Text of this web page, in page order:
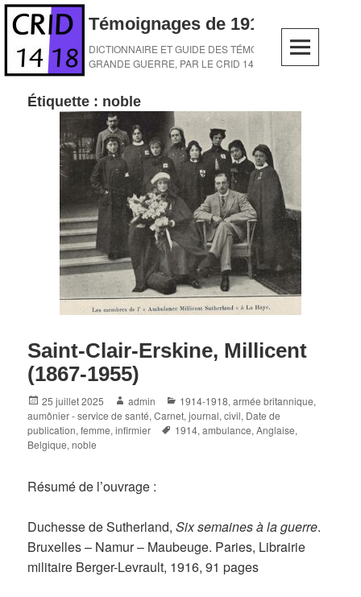
Skip
content
Témoignages de 1914-1918
DICTIONNAIRE ET GUIDE DES TÉMOINS DE LA
GRANDE GUERRE, PAR LE CRID 14-18
Étiquette : noble
Saint-Clair-Erskine, Millicent
(1867-1955)
Posted
on
25 juillet 2025 Author
admin Categories
1914-1918,armée britannique,
aumônier - service de santé,Carnet, journal,civil, Date de
publication,femme,infirmier Tags
1914,ambulance,Anglaise,
Belgique,noble
Résumé de l’ouvrage :
Duchesse de Sutherland,Six semaines à la guerre.
Bruxelles – Namur – Maubeuge. Paries, Librairie
militaire Berger-Levrault, 1916, 91 pages